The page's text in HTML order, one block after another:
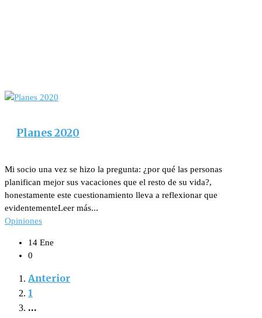
Planes 2020
Mi socio una vez se hizo la pregunta: ¿por qué las personas
planifican mejor sus vacaciones que el resto de su vida?,
honestamente este cuestionamiento lleva a reflexionar que
evidentementeLeer más...
Opiniones
14 Ene
0
Anterior
1
…